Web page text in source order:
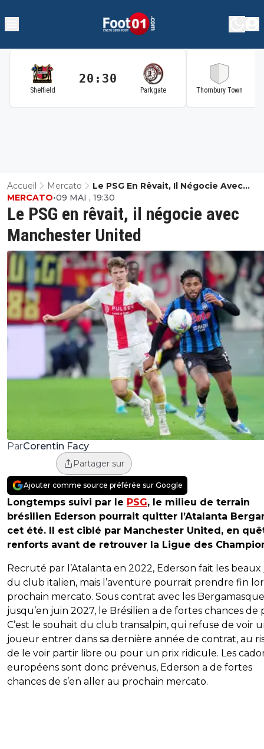
Sheffield
20:30
Parkgate Thornbury Town
Accueil Mercato
Le PSG En Rêvait, Il Négocie Avec
Manchester United
Le PSG en rêvait, il négocie avec
Manchester United
MERCATO•09 MAI , 19:30
ParCorentin Facy
Partager sur
Ajouter comme source préférée sur Google
Longtemps suivi par le PSG, le milieu de terrain
brésilien Ederson pourrait quitter l’Atalanta
cet été. Il est ciblé par Manchester United, en
renforts avant de retrouver la Ligue des
Recruté par l’Atalanta en 2022, Ederson fait les beaux
du club italien, mais l’aventure pourrait prendre fin
prochain mercato. Sous contrat avec les
jusqu’en juin 2027, le Brésilien a de fortes chances de
C’est le souhait du club transalpin, qui refuse de voir
joueur entrer dans sa dernière année de contrat, au
de le voir partir libre ou pour un prix ridicule. Les
européens sont donc prévenus, Ederson a de fortes
chances de s’en aller au prochain mercato.